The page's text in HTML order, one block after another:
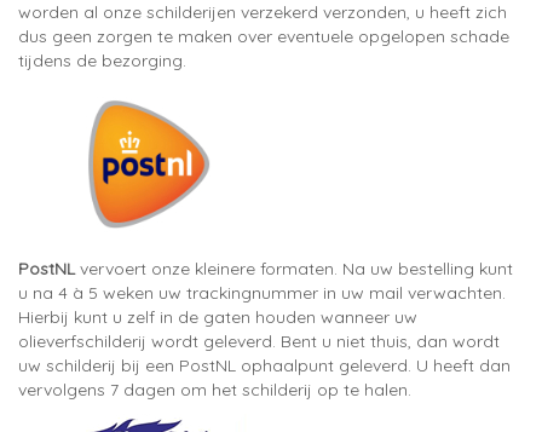
worden al onze schilderijen verzekerd verzonden, u heeft zich
dus geen zorgen te maken over eventuele opgelopen schade
tijdens de bezorging.
PostNLvervoert onze kleinere formaten. Na uw bestelling kunt
u na 4 à 5 weken uw trackingnummer in uw mail verwachten.
Hierbij kunt u zelf in de gaten houden wanneer uw
olieverfschilderij wordt geleverd. Bent u niet thuis, dan wordt
uw schilderij bij een PostNL ophaalpunt geleverd. U heeft dan
vervolgens 7 dagen om het schilderij op te halen.